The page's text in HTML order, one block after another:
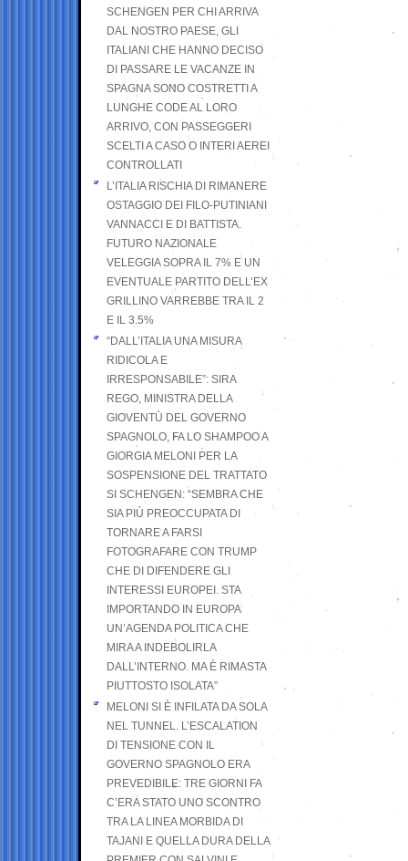
SCHENGEN PER CHI ARRIVA
DAL NOSTRO PAESE, GLI
ITALIANI CHE HANNO DECISO
DI PASSARE LE VACANZE IN
SPAGNA SONO COSTRETTI A
LUNGHE CODE AL LORO
ARRIVO, CON PASSEGGERI
SCELTI A CASO O INTERI AEREI
CONTROLLATI
L’ITALIA RISCHIA DI RIMANERE
OSTAGGIO DEI FILO-PUTINIANI
VANNACCI E DI BATTISTA.
FUTURO NAZIONALE
VELEGGIA SOPRA IL 7% E UN
EVENTUALE PARTITO DELL’EX
GRILLINO VARREBBE TRA IL 2
E IL 3.5%
“DALL’ITALIA UNA MISURA
RIDICOLA E
IRRESPONSABILE”: SIRA
REGO, MINISTRA DELLA
GIOVENTÙ DEL GOVERNO
SPAGNOLO, FA LO SHAMPOO A
GIORGIA MELONI PER LA
SOSPENSIONE DEL TRATTATO
SI SCHENGEN: “SEMBRA CHE
SIA PIÙ PREOCCUPATA DI
TORNARE A FARSI
FOTOGRAFARE CON TRUMP
CHE DI DIFENDERE GLI
INTERESSI EUROPEI. STA
IMPORTANDO IN EUROPA
UN’AGENDA POLITICA CHE
MIRA A INDEBOLIRLA
DALL’INTERNO. MA È RIMASTA
PIUTTOSTO ISOLATA”
MELONI SI È INFILATA DA SOLA
NEL TUNNEL. L’ESCALATION
DI TENSIONE CON IL
GOVERNO SPAGNOLO ERA
PREVEDIBILE: TRE GIORNI FA
C’ERA STATO UNO SCONTRO
TRA LA LINEA MORBIDA DI
TAJANI E QUELLA DURA DELLA